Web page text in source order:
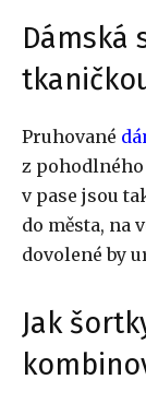
Dámská
Pruhované
z
v pase jsou
do města, na
dovolené by
Jak